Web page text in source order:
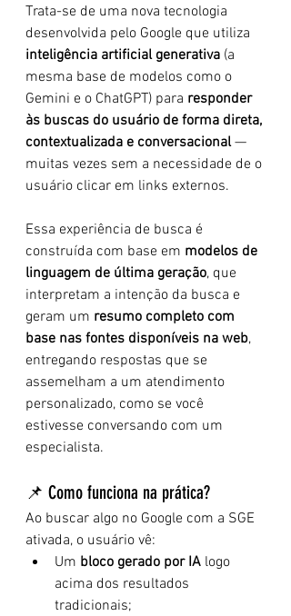
Trata-se de uma nova tecnologia
desenvolvida pelo Google que utiliza
inteligência artificial generativa (a
mesma base de modelos como o
Gemini e o ChatGPT) para responder
às buscas do usuário de forma direta,
contextualizada e conversacional —
muitas vezes sem a necessidade de o
usuário clicar em links externos.
Essa experiência de busca é
construída com base em modelos de
linguagem de última geração, que
interpretam a intenção da busca e
geram um resumo completo com
base nas fontes disponíveis na web,
entregando respostas que se
assemelham a um atendimento
personalizado, como se você
estivesse conversando com um
especialista.
📌 Como funciona na prática?
Ao buscar algo no Google com a SGE
ativada, o usuário vê:
Um bloco gerado por IA logo
acima dos resultados
tradicionais;